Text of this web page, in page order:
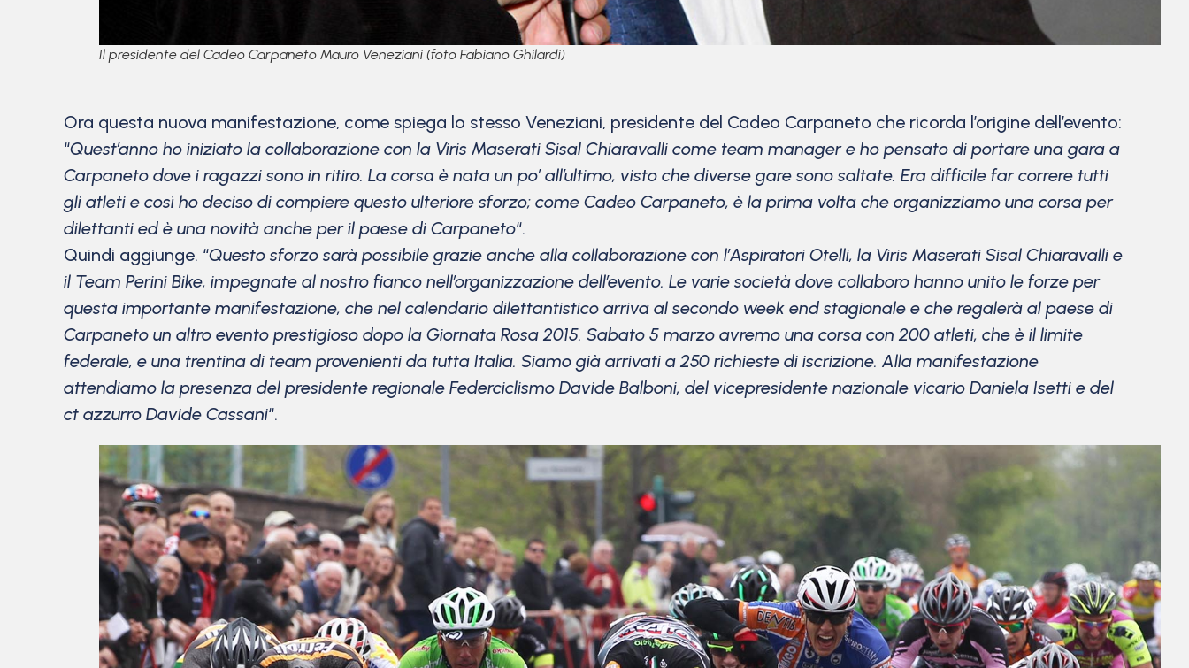
Il presidente del Cadeo Carpaneto Mauro Veneziani (foto Fabiano Ghilardi)
Ora questa nuova manifestazione, come spiega lo stesso Veneziani, presidente del Cadeo Carpaneto che ricorda l’origine dell’evento:
“Quest’anno ho iniziato la collaborazione con la Viris Maserati Sisal Chiaravalli come team manager e ho pensato di portare una gara a
Carpaneto dove i ragazzi sono in ritiro. La corsa è nata un po’ all’ultimo, visto che diverse gare sono saltate. Era difficile far correre tutti
gli atleti e così ho deciso di compiere questo ulteriore sforzo; come Cadeo Carpaneto, è la prima volta che organizziamo una corsa per
dilettanti ed è una novità anche per il paese di Carpaneto“.
Quindi aggiunge. “Questo sforzo sarà possibile grazie anche alla collaborazione con l’Aspiratori Otelli, la Viris Maserati Sisal Chiaravalli e
il Team Perini Bike, impegnate al nostro fianco nell’organizzazione dell’evento. Le varie società dove collaboro hanno unito le forze per
questa importante manifestazione, che nel calendario dilettantistico arriva al secondo week end stagionale e che regalerà al paese di
Carpaneto un altro evento prestigioso dopo la Giornata Rosa 2015. Sabato 5 marzo avremo una corsa con 200 atleti, che è il limite
federale, e una trentina di team provenienti da tutta Italia. Siamo già arrivati a 250 richieste di iscrizione. Alla manifestazione
attendiamo la presenza del presidente regionale Federciclismo Davide Balboni, del vicepresidente nazionale vicario Daniela Isetti e del
ct azzurro Davide Cassani“.